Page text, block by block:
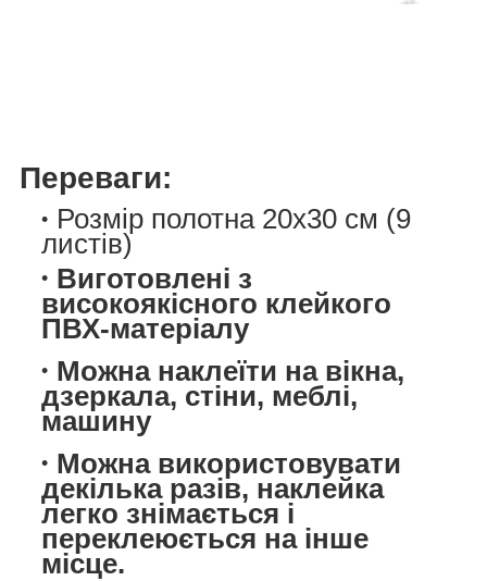
Переваги:
Розмір полотна 20х30 см (9
листів)
Виготовлені з
високоякісного клейкого
ПВХ-матеріалу
Можна наклеїти на вікна,
дзеркала, стіни, меблі,
машину
Можна використовувати
декілька разів, наклейка
легко знімається і
переклеюється на інше
місце.